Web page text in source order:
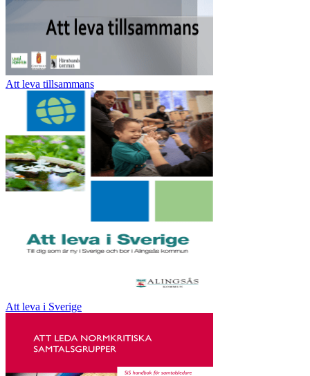
Att leva tillsammans
Att leva i Sverige